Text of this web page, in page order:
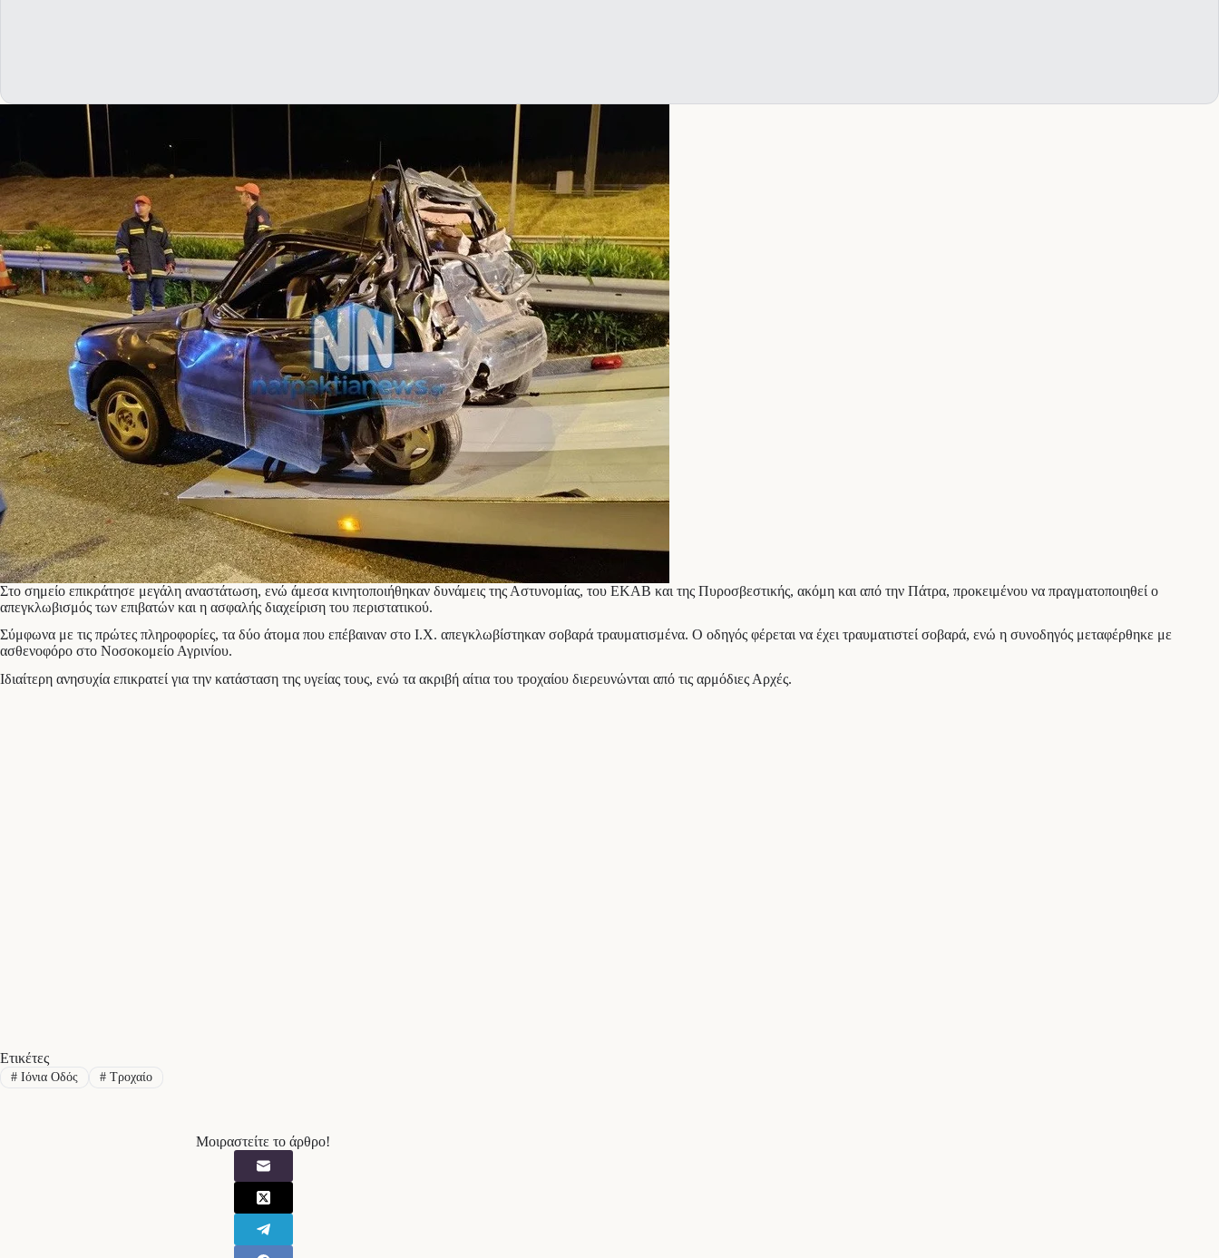
Στο σημείο επικράτησε μεγάλη αναστάτωση, ενώ άμεσα κινητοποιήθηκαν δυνάμεις της Αστυνομίας, του ΕΚΑΒ και της Πυροσβεστικής, ακόμη και από την Πάτρα, προκειμένου να πραγματοποιηθεί ο
απεγκλωβισμός των επιβατών και η ασφαλής διαχείριση του περιστατικού.
Σύμφωνα με τις πρώτες πληροφορίες, τα δύο άτομα που επέβαιναν στο Ι.Χ. απεγκλωβίστηκαν σοβαρά τραυματισμένα. Ο οδηγός φέρεται να έχει τραυματιστεί σοβαρά, ενώ η συνοδηγός μεταφέρθηκε με
ασθενοφόρο στο Νοσοκομείο Αγρινίου.
Ιδιαίτερη ανησυχία επικρατεί για την κατάσταση της υγείας τους, ενώ τα ακριβή αίτια του τροχαίου διερευνώνται από τις αρμόδιες Αρχές.
Ετικέτες
#Ιόνια Οδός #Τροχαίο
Μοιραστείτε το άρθρο!